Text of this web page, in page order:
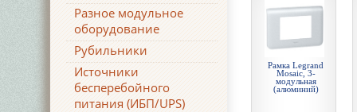
Разное модульное
оборудование
Рубильники
Источники
бесперебойного
питания (ИБП/UPS)
Рамка Legrand
Mosaic, 3-
модульная
(алюминий)